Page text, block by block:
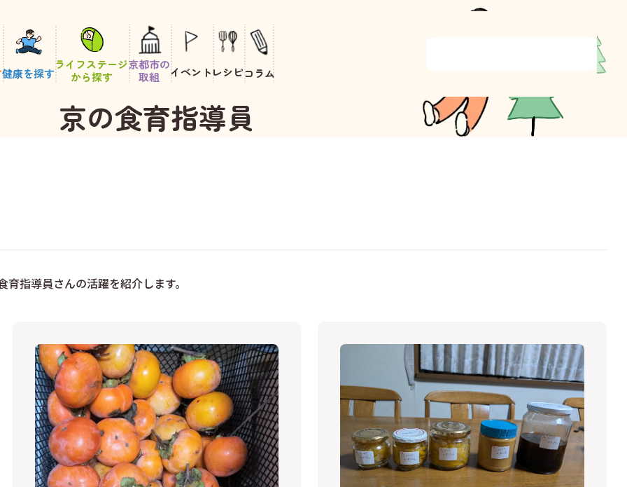
健康を探す
ライフステージ
から探す
京都市の
取組
イベントレシピコラム
京の食育指導員
指導員さんの活躍を紹介します。